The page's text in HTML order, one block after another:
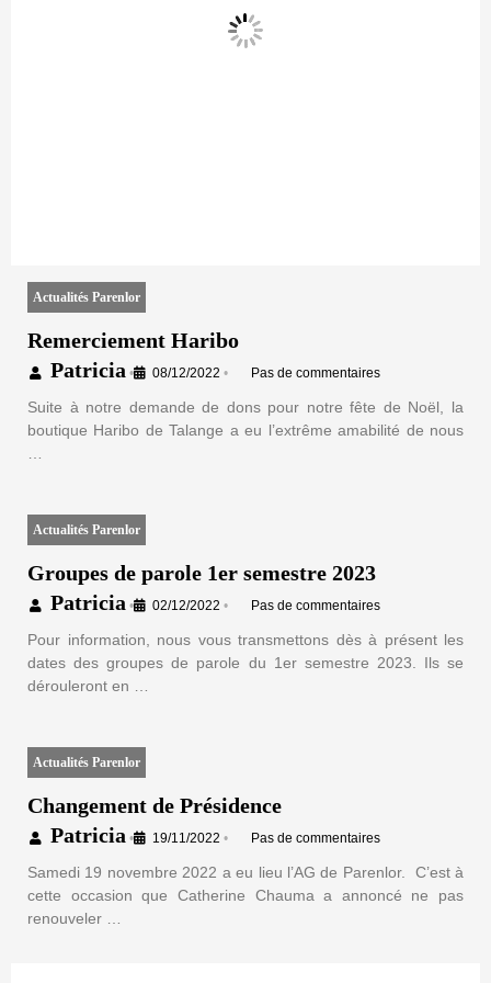
Actualités Parenlor
Remerciement Haribo
Patricia • 08/12/2022 • Pas de commentaires
Suite à notre demande de dons pour notre fête de Noël, la
boutique Haribo de Talange a eu l’extrême amabilité de nous
Actualités Parenlor
Groupes de parole 1er semestre 2023
Patricia • 02/12/2022 • Pas de commentaires
Pour information, nous vous transmettons dès à présent les
dates des groupes de parole du 1er semestre 2023. Ils se
dérouleront en …
Actualités Parenlor
Changement de Présidence
Patricia • 19/11/2022 • Pas de commentaires
Samedi 19 novembre 2022 a eu lieu l’AG de Parenlor. C’est à
cette occasion que Catherine Chauma a annoncé ne pas
renouveler …